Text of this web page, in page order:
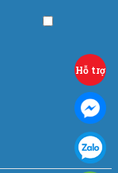
Hỗ trợ